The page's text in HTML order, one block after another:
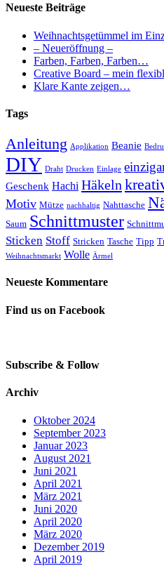
Neueste Beiträge
Weihnachtsgetümmel im
– Neueröffnung –
Farben, Farben, Farben…
Creative Board – mein
Klare Kante zeigen…
Tags
Anleitung Applikation Beanie
DIY Draht Drucken Einlage
Geschenk Hachi Häkeln
Motiv Mütze nachhaltig Nahttasche
Saum Schnittmuster
Sticken Stoff Stricken Tasche Tipp
Weihnachtsmarkt Wolle Ärmel
Neueste Kommentare
Find us on Facebook
Subscribe & Follow
Archiv
Oktober 2024
September 2023
Januar 2023
August 2021
Juni 2021
April 2021
März 2021
Juni 2020
April 2020
März 2020
Dezember 2019
April 2019